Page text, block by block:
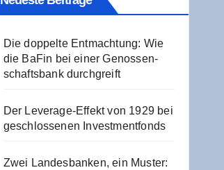
Die dop­pel­te Ent­mach­tung: Wie
die BaFin bei einer Genos­sen­
schafts­bank durchgreift
Der Levera­ge-Effekt von 1929 bei
geschlos­se­nen Investmentfonds
Zwei Lan­des­ban­ken, ein Mus­ter: